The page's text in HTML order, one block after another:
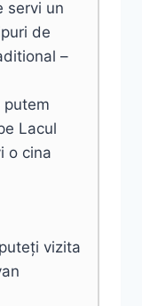
servi un
de
–
putem
Lacul
o cina
vizita